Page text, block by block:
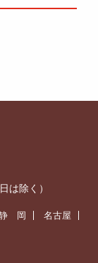
は除く）
岡
名古屋